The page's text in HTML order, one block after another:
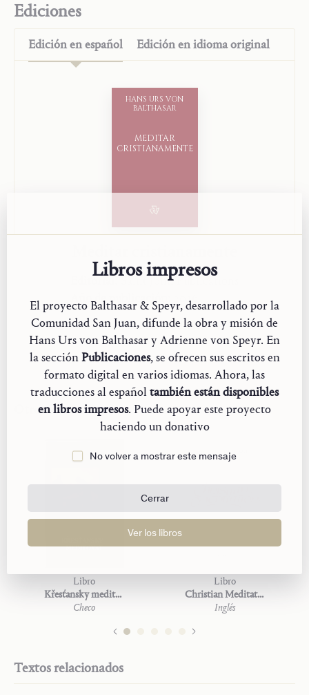
Tú tienes palabras de vida eterna
Vida cristiana
Tiempo y fin de los tiempos
«Studienausgabe»
Ediciones
Edición enespañol Edición enidioma original
MEDITAR
CRISTIANAMENTE
HANS URS VON
BALTHASAR
Saint John Publications
Año de publicación:
2026
Ir a la ficha de la edición
Otros idiomas
Libro
Křesťansky meditovat
Checo
Libro
Christian Meditation
Inglés
Textos relacionados
Libros impresos
El proyecto Balthasar & Speyr, desarrollado por la
Comunidad San Juan, difunde la obra y misión de
Hans Urs von Balthasar y Adrienne von Speyr. En
la secciónPublicaciones, se ofrecen sus escritos en
formato digital en varios idiomas. Ahora, las
traducciones al españoltambién están disponibles
en libros impresos. Puede apoyar este proyecto
haciendo un donativo
No volver a mostrar este mensaje
Cerrar
Ver los libros